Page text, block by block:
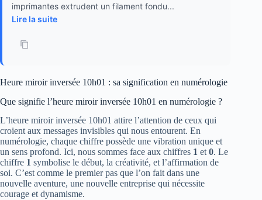
imprimantes extrudent un filament fondu...
Lire la suite
Heure miroir inversée 10h01 : sa signification en numérologie
Que signifie l’heure miroir inversée 10h01 en numérologie ?
L’heure miroir inversée 10h01 attire l’attention de ceux qui
croient aux messages invisibles qui nous entourent. En
numérologie, chaque chiffre possède une vibration unique et
un sens profond. Ici, nous sommes face aux chiffres 1 et 0. Le
chiffre 1 symbolise le début, la créativité, et l’affirmation de
soi. C’est comme le premier pas que l’on fait dans une
nouvelle aventure, une nouvelle entreprise qui nécessite
courage et dynamisme.